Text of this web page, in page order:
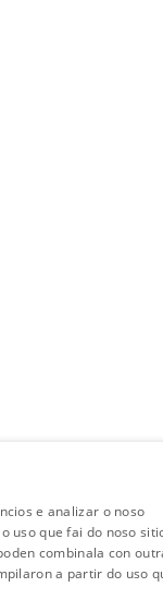
e analizar o noso
uso que fai do noso
combinala con
a partir do uso